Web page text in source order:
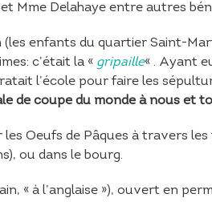
Mme Delahaye entre autres
(les enfants du quartier Saint-
c’était la « gripaille« . Ayant
l’école pour faire les
de coupe du monde à nous et
Oeufs de Pâques à travers
ou dans le bourg.
« à l’anglaise »), ouvert en